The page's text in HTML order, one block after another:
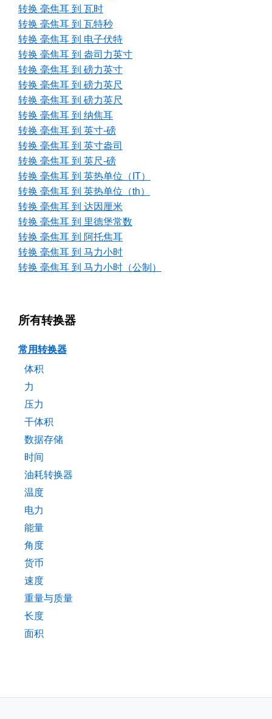
转换 毫焦耳 到 瓦时
转换 毫焦耳 到 瓦特秒
转换 毫焦耳 到 电子伏特
转换 毫焦耳 到 盎司力英寸
转换 毫焦耳 到 磅力英寸
转换 毫焦耳 到 磅力英尺
转换 毫焦耳 到 磅力英尺
转换 毫焦耳 到 纳焦耳
转换 毫焦耳 到 英寸-磅
转换 毫焦耳 到 英寸盎司
转换 毫焦耳 到 英尺-磅
转换 毫焦耳 到 英热单位（IT）
转换 毫焦耳 到 英热单位（th）
转换 毫焦耳 到 达因厘米
转换 毫焦耳 到 里德堡常数
转换 毫焦耳 到 阿托焦耳
转换 毫焦耳 到 马力小时
转换 毫焦耳 到 马力小时（公制）
所有转换器
常用转换器
体积
力
压力
干体积
数据存储
时间
油耗转换器
温度
电力
能量
角度
货币
速度
重量与质量
长度
面积